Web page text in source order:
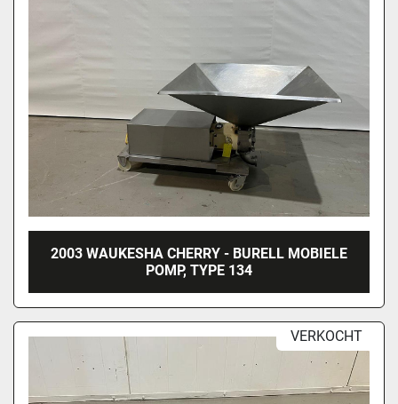
2003 WAUKESHA CHERRY - BURELL MOBIELE
POMP, TYPE 134
VERKOCHT